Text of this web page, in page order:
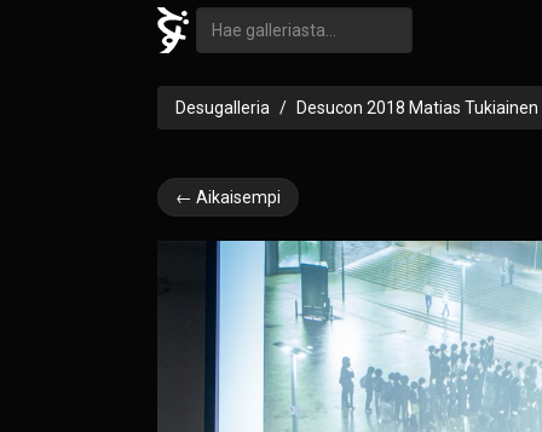
Desugalleria Desucon 2018 Matias Tukiainen
← Aikaisempi